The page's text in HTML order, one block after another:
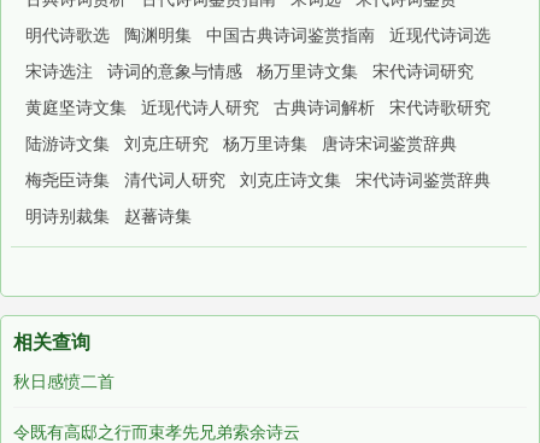
明代诗歌选
陶渊明集 中国古典诗词鉴赏指南
近现代诗词选
宋诗选注
诗词的意象与情感 杨万里诗文集
宋代诗词研究
黄庭坚诗文集
近现代诗人研究 古典诗词解析
宋代诗歌研究
陆游诗文集
刘克庄研究 杨万里诗集
唐诗宋词鉴赏辞典
梅尧臣诗集
清代词人研究 刘克庄诗文集
宋代诗词鉴赏辞典
明诗别裁集
赵蕃诗集
相关查询
秋日感愤二首
令既有高邸之行而束孝先兄弟索余诗云